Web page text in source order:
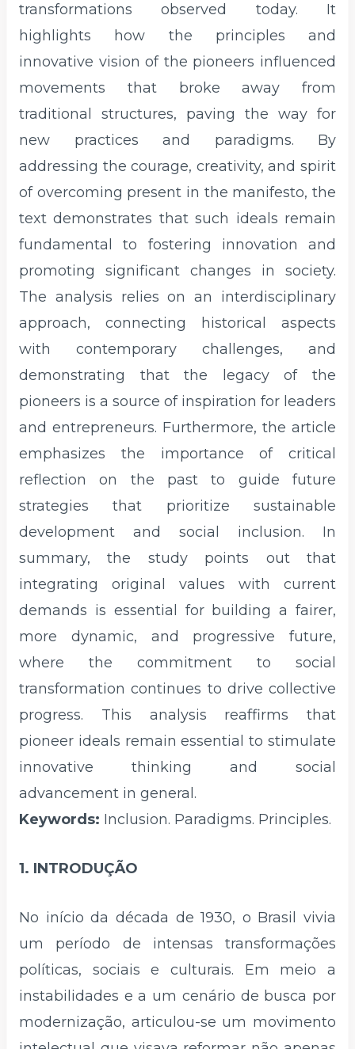
transformations observed today. It
highlights how the principles and
innovative vision of the pioneers influenced
movements that broke away from
traditional structures, paving the way for
new practices and paradigms. By
addressing the courage, creativity, and spirit
of overcoming present in the manifesto, the
text demonstrates that such ideals remain
fundamental to fostering innovation and
promoting significant changes in society.
The analysis relies on an interdisciplinary
approach, connecting historical aspects
with contemporary challenges, and
demonstrating that the legacy of the
pioneers is a source of inspiration for leaders
and entrepreneurs. Furthermore, the article
emphasizes the importance of critical
reflection on the past to guide future
strategies that prioritize sustainable
development and social inclusion. In
summary, the study points out that
integrating original values with current
demands is essential for building a fairer,
more dynamic, and progressive future,
where the commitment to social
transformation continues to drive collective
progress. This analysis reaffirms that
pioneer ideals remain essential to stimulate
innovative thinking and social
advancement in general.
Keywords: Inclusion. Paradigms. Principles.
1. INTRODUÇÃO
No início da década de 1930, o Brasil vivia
um período de intensas transformações
políticas, sociais e culturais. Em meio a
instabilidades e a um cenário de busca por
modernização, articulou-se um movimento